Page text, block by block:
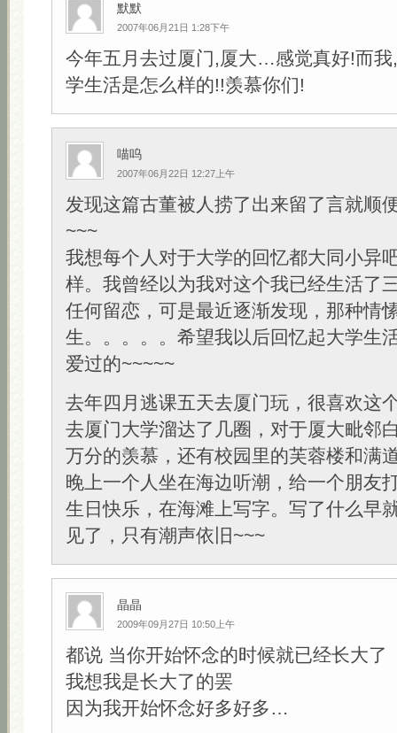
默默
2007年06月21日 1:28下午
今年五月去过厦门,厦大…感觉真好!而我
学生活是怎么样的!!羡慕你们!
喵呜
2007年06月22日 12:27上午
发现这篇古董被人捞了出来留了言就顺
~~~
我想每个人对于大学的回忆都大同小异
样。我曾经以为我对这个我已经生活了
任何留恋，可是最近逐渐发现，那种情
生。。。。。希望我以后回忆起大学生
爱过的~~~~~
去年四月逃课五天去厦门玩，很喜欢这
去厦门大学溜达了几圈，对于厦大毗邻
万分的羡慕，还有校园里的芙蓉楼和满
晚上一个人坐在海边听潮，给一个朋友
生日快乐，在海滩上写字。写了什么早
见了，只有潮声依旧~~~
晶晶
2009年09月27日 10:50上午
都说 当你开始怀念的时候就已经长大了
我想我是长大了的罢
因为我开始怀念好多好多…